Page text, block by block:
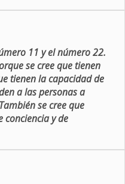
11 y el número 22.
se cree que tienen
tienen la capacidad de
a las personas a
se cree que
conciencia y de